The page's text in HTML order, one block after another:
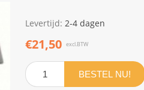
Levertijd: 2-4 dagen
€21,50 excl.BTW
BESTEL NU!